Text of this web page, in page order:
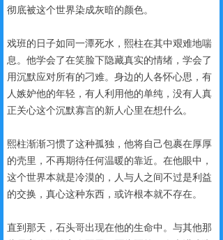
彻底被这个世界染成灰暗的颜色。
戏班的日子如同一潭死水，熙柱在其中艰难地喘
息。他学会了在笑脸下隐藏真实的情绪，学会了
用沉默应对所有的刁难。身边的人各怀心思，有
人嫉妒他的年轻，有人利用他的单纯，没有人真
正关心这个沉默寡言的新人心里在想什么。
熙柱渐渐习惯了这种孤独，他将自己包裹在厚厚
的壳里，不再期待任何温暖的靠近。在他眼中，
这个世界本就是冷漠的，人与人之间不过是利益
的交换，真心这种东西，或许根本就不存在。
直到那天，石头哥出现在他的生命中。与其他那